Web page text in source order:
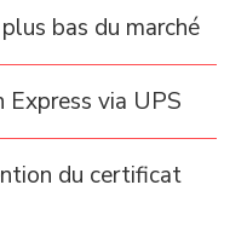
bas du marché
Express via UPS
du certificat